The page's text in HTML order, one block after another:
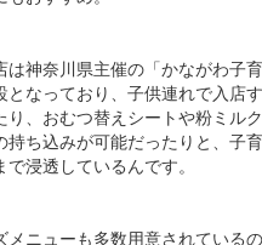
は神奈川県主催の「かながわ子
となっており、子供連れで入店
り、おむつ替えシートや粉ミル
持ち込みが可能だったりと、子
浸透しているんです。
メニューも多数用意されている